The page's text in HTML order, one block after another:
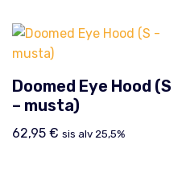
Doomed Eye Hood (S
– musta)
62,95 € sis alv 25,5%